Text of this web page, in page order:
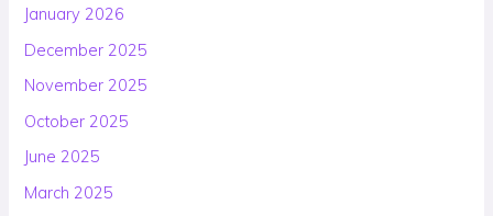
January 2026
December 2025
November 2025
October 2025
June 2025
March 2025